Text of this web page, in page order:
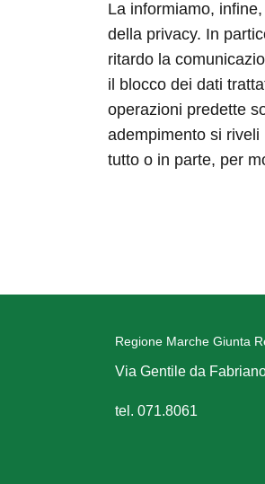
La informiamo,
della privacy. In
ritardo la
il blocco dei dati
operazioni predette
adempimento si
tutto o in parte, per
Regione Marche Giunta
Via Gentile da
tel. 071.8061